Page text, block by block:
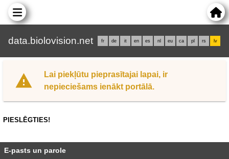
data.biolovision.net fr de it en es nl eu ca pl rs lv
Lai piekļūtu pieprasītajai lapai, ir
nepieciešams ienākt portālā.
PIESLĒGTIES!
E-pasts un parole